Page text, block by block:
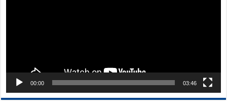
00:00 03:46